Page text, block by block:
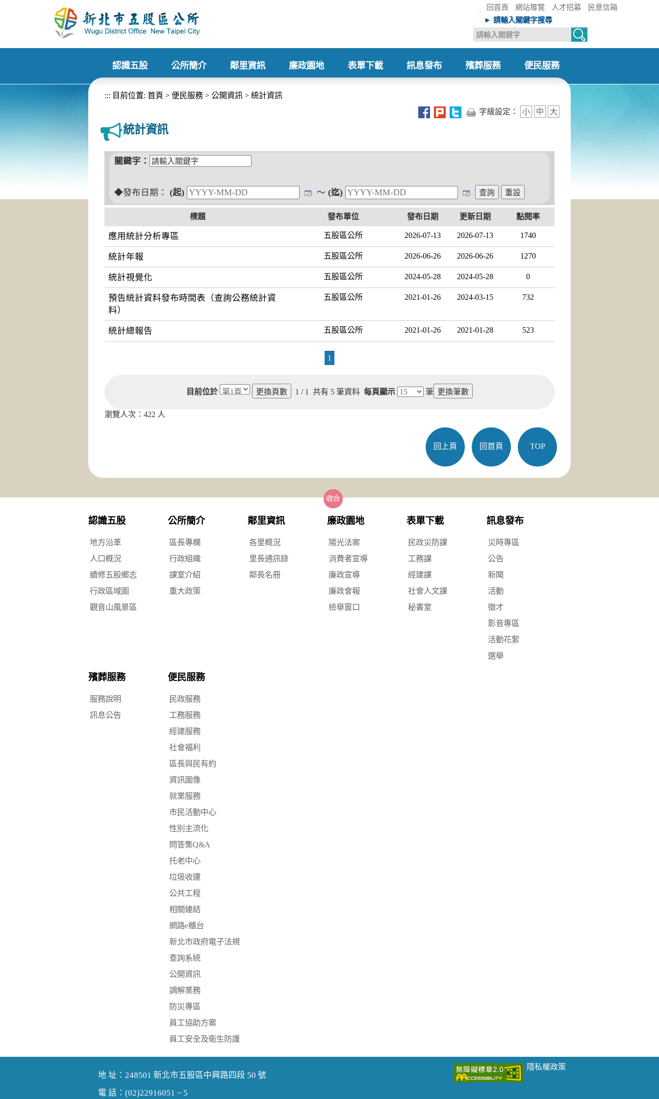
::: 回首頁 網站導覽 人才招募
民意信箱
► 請輸入關鍵字搜尋
認識五股 公所簡介 鄰里資訊 廉政園地 表單下載 訊息發布 殯葬服務 便民服務
::: 目前位置: 首頁 > 便民服務 > 公開資訊 > 統計資訊
字級設定：
小 中 大
統計資訊
關鍵字：
◆發布日期： (起) ～ (迄)
標題 發布單位 發布日期 更新日期 點閱率
應用統計分析專區 五股區公所 2026-07-13 2026-07-13 1740
統計年報 五股區公所 2026-06-26 2026-06-26 1270
統計視覺化 五股區公所 2024-05-28 2024-05-28 0
預告統計資料發布時間表（查詢公務統計資
料）
五股區公所 2021-01-26 2024-03-15 732
統計總報告 五股區公所 2021-01-26 2021-01-28 523
1
目前位於 1 / 1 共有 5 筆資料 每頁顯示 筆
瀏覽人次：422 人
回上頁 回首頁 TOP
認識五股
地方沿革
人口概況
續修五股鄉志
行政區域圖
觀音山風景區
公所簡介
區長專欄
行政組織
課室介紹
重大政策
鄰里資訊
各里概況
里長通訊錄
鄰長名冊
廉政園地
陽光法案
消費者宣導
廉政宣導
廉政會報
檢舉窗口
表單下載
民政災防課
工務課
經建課
社會人文課
秘書室
訊息發布
災時專區
公告
新聞
活動
徵才
影音專區
活動花絮
選舉
殯葬服務
服務說明
訊息公告
便民服務
民政服務
工務服務
經建服務
社會福利
區長與民有約
資訊圖像
就業服務
市民活動中心
性別主流化
問答集Q&A
托老中心
垃圾收運
公共工程
相關連結
網路e櫃台
新北市政府電子法規
查詢系統
公開資訊
調解業務
防災專區
員工協助方案
員工安全及衛生防護
隱私權政策
地 址：248501 新北市五股區中興路四段 50 號
電 話：(02)22916051 ~ 5